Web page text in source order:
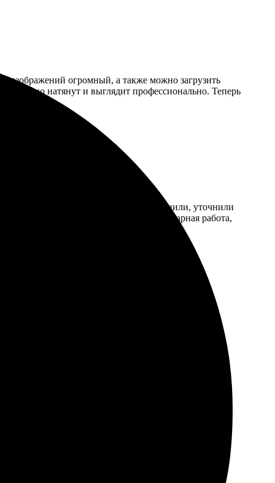
изображений огромный, а также можно загрузить
отлично натянут и выглядит профессионально. Теперь
фотографию. Оперативно перезвонили, уточнили
и качественный материал. Итог: шикарная работа,
легко загрузила фото. Оперативная доставка
Очень довольна!